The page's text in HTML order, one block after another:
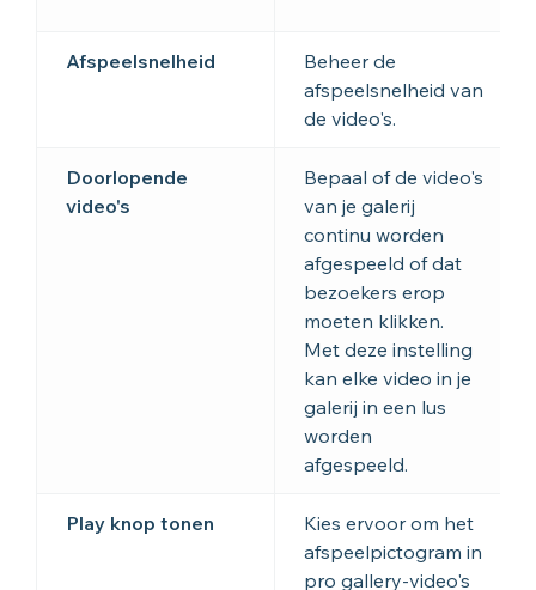
Afspeelsnelheid
Beheer de
afspeelsnelheid van
de video's.
Doorlopende
video's
Bepaal of de video's
van je galerij
continu worden
afgespeeld of dat
bezoekers erop
moeten klikken.
Met deze instelling
kan elke video in je
galerij in een lus
worden
afgespeeld.
Play knop tonen
Kies ervoor om het
afspeelpictogram in
pro gallery-video's